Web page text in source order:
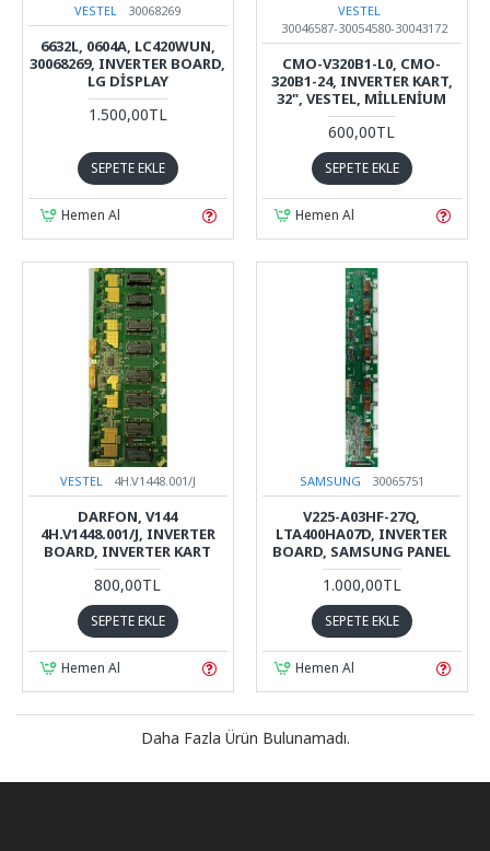
VESTEL 30068269
6632L, 0604A, LC420WUN,
30068269, INVERTER BOARD,
LG DISPLAY
1.500,00TL
SEPETE EKLE
Hemen Al
VESTEL
30046587-30054580-30043172
CMO-V320B1-L0, CMO-
320B1-24, INVERTER KART,
32", VESTEL, MILLENIUM
600,00TL
SEPETE EKLE
Hemen Al
VESTEL 4H.V1448.001/J
DARFON, V144
4H.V1448.001/J, INVERTER
BOARD, INVERTER KART
800,00TL
SEPETE EKLE
Hemen Al
SAMSUNG 30065751
V225-A03HF-27Q,
LTA400HA07D, INVERTER
BOARD, SAMSUNG PANEL
1.000,00TL
SEPETE EKLE
Hemen Al
Daha Fazla Ürün Bulunamadı.